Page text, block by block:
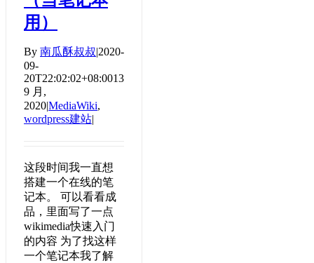
用）
By 南瓜酥叔叔|2020-
09-
20T22:02:02+08:0013
9 月,
2020|MediaWiki,
wordpress建站|
这段时间我一直想
搭建一个在线的笔
记本。 可以看看成
品，里面写了一点
wikimedia快速入门
的内容 为了找这样
一个笔记本我了解